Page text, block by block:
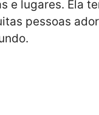
e lugares. Ela
pessoas